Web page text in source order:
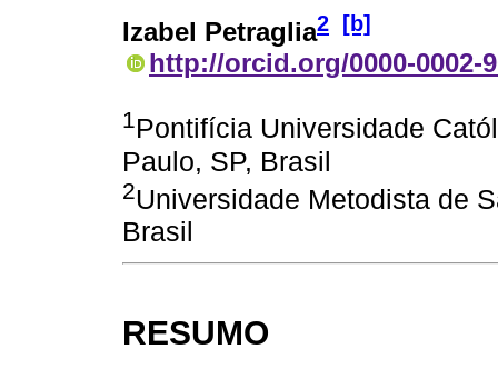
Izabel Petraglia2 [b]
http://orcid.org/0000-0002-
1Pontifícia Universidade
Paulo, SP, Brasil
2Universidade Metodista de
Brasil
RESUMO